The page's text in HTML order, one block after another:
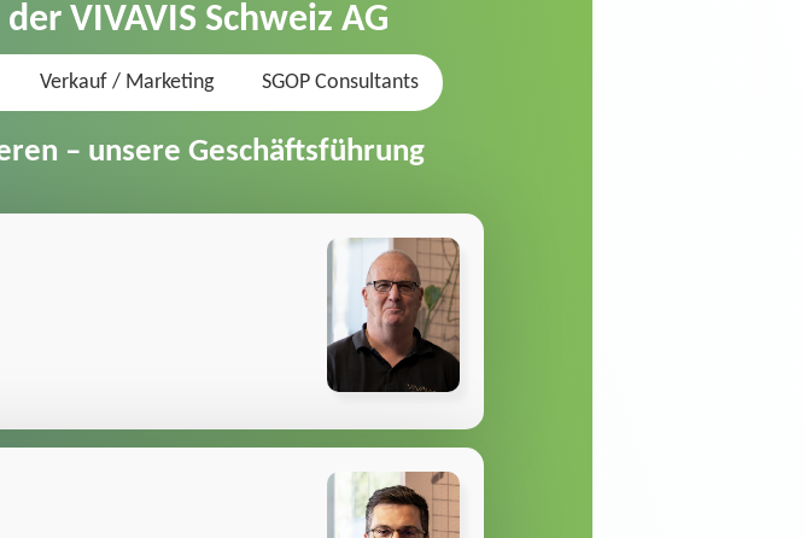
VIVAVIS Schweiz AG
Verkauf / Marketing SGOP Consultants
– unsere Geschäftsführung